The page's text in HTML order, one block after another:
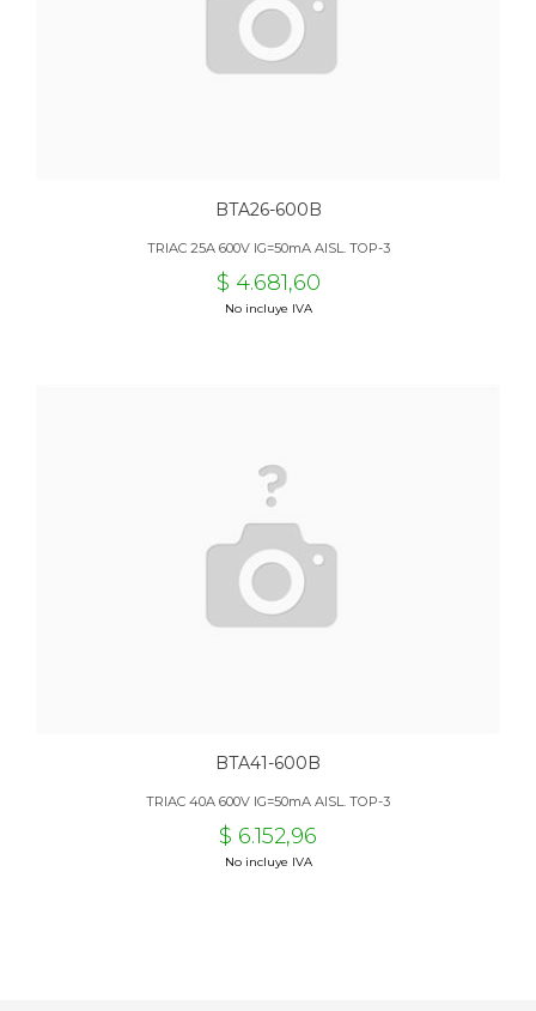
BTA26-600B
TRIAC 25A 600V IG=50mA AISL. TOP-3
$ 4.681,60
No incluye IVA
BTA41-600B
TRIAC 40A 600V IG=50mA AISL. TOP-3
$ 6.152,96
No incluye IVA